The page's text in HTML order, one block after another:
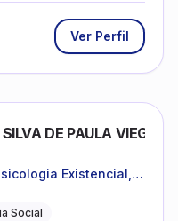
Ver Perfil
DE PAULA VIEGAS
Existencial,
Social